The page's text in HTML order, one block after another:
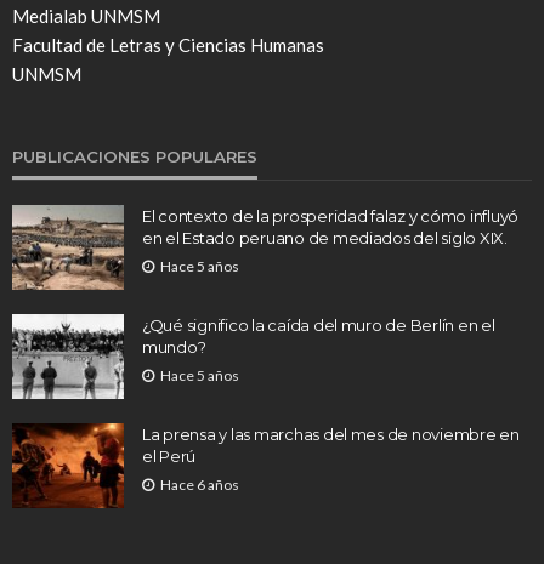
Medialab UNMSM
Facultad de Letras y Ciencias Humanas
UNMSM
PUBLICACIONES POPULARES
El contexto de la prosperidad falaz y cómo influyó
en el Estado peruano de mediados del siglo XIX.
Hace 5 años
¿Qué significo la caída del muro de Berlín en el
mundo?
Hace 5 años
La prensa y las marchas del mes de noviembre en
el Perú
Hace 6 años